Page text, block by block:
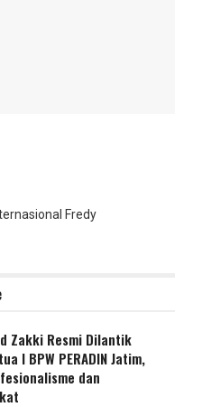
Fredy
Zakki Resmi Dilantik
I BPW PERADIN Jatim,
dan